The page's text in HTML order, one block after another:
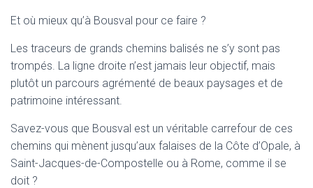
Et où mieux qu’à Bousval pour ce faire ?
Les traceurs de grands chemins balisés ne s’y sont pas
trompés. La ligne droite n’est jamais leur objectif, mais
plutôt un parcours agrémenté de beaux paysages et de
patrimoine intéressant.
Savez-vous que Bousval est un véritable carrefour de ces
chemins qui mènent jusqu’aux falaises de la Côte d’Opale, à
Saint-Jacques-de-Compostelle ou à Rome, comme il se
doit ?